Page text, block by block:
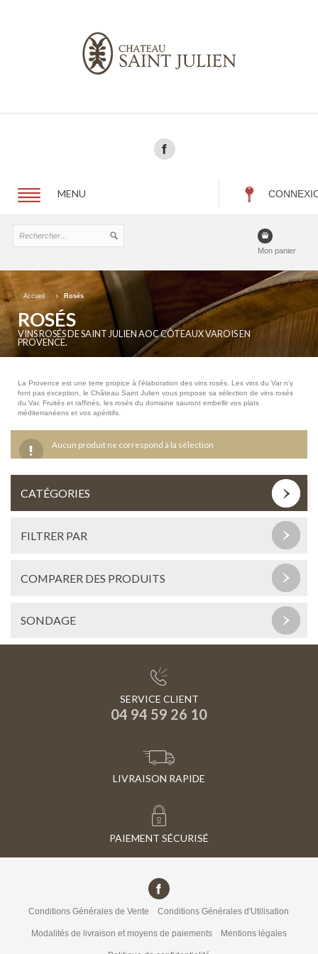
MENU
Mon panier
Accueil Rosés
ROSÉS
VINS ROSÉS DE SAINT JULIEN AOC CÔTEAUX VAROIS EN
PROVENCE.
La Provence est une terre propice à l’élaboration des vins rosés. Les vins du Var n’y
font pas exception, le Château Saint Julien vous propose sa sélection de vins rosés
du Var. Fruités et raffinés, les rosés du domaine sauront embellir vos plats
méditerranéens et vos apéritifs.
Aucun produit ne correspond à la sélection
CATÉGORIES
FILTRER PAR
COMPARER DES PRODUITS
SONDAGE
SERVICE CLIENT
04 94 59 26 10
LIVRAISON RAPIDE
PAIEMENT SÉCURISÉ
Conditions Générales de Vente Conditions Générales d'Utilisation
Modalités de livraison et moyens de paiements Mentions légales